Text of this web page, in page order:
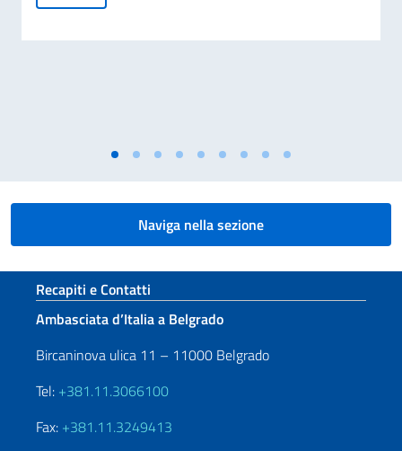
Naviga nella sezione
Sezione footer
Recapiti e Contatti
Ambasciata d’Italia a Belgrado
Bircaninova ulica 11 – 11000 Belgrado
Tel: +381.11.3066100
Fax: +381.11.3249413